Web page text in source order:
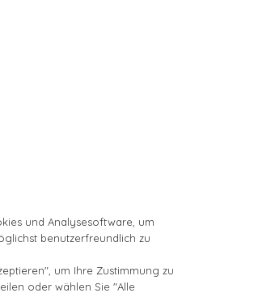
und Analysesoftware, um
benutzerfreundlich zu
um Ihre Zustimmung zu
oder wählen Sie "Alle